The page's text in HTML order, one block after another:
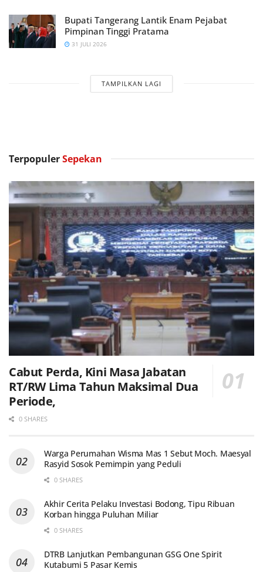
Bupati Tangerang Lantik Enam Pejabat
Pimpinan Tinggi Pratama
31 JULI 2026
TAMPILKAN LAGI
TerpopulerSepekan
Cabut Perda, Kini Masa Jabatan
RT/RW Lima Tahun Maksimal Dua
Periode,
0 SHARES
Warga Perumahan Wisma Mas 1 Sebut Moch. Maesyal
Rasyid Sosok Pemimpin yang Peduli
0 SHARES
Akhir Cerita Pelaku Investasi Bodong, Tipu Ribuan
Korban hingga Puluhan Miliar
0 SHARES
DTRB Lanjutkan Pembangunan GSG One Spirit
Kutabumi 5 Pasar Kemis